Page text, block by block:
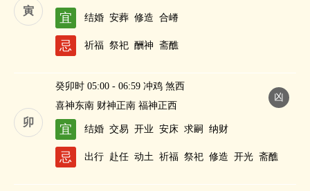
寅
宜 结婚 安葬 修造 合嵴
忌 祈福 祭祀 酬神 斋醮
卯
凶
癸卯时 05:00 - 06:59 冲鸡 煞西
喜神东南 财神正南 福神正西
宜 结婚 交易 开业 安床 求嗣 纳财
忌 出行 赴任 动土 祈福 祭祀 修造 开光 斋醮